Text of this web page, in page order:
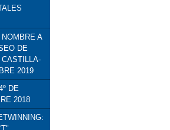
A
DE
CASTILLA-
2019
DE
2018